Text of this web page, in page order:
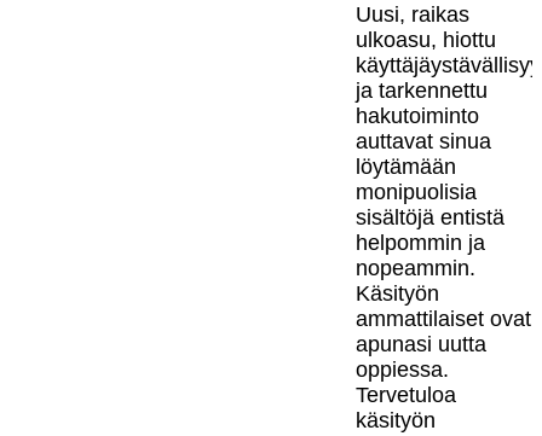
Uusi, raikas
ulkoasu, hiottu
ja tarkennettu
hakutoiminto
auttavat sinua
löytämään
monipuolisia
sisältöjä entistä
helpommin ja
nopeammin.
Käsityön
ammattilaiset ovat
apunasi uutta
oppiessa.
Tervetuloa
käsityön